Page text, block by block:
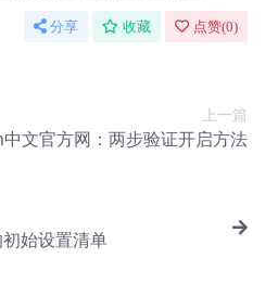
分享 收藏 点赞(0)
上一篇
文官方网：两步验证开启方法
始设置清单